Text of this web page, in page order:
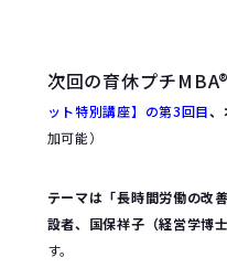
次回の育休プチ
ット特別講座】の第3回目、
加可能）
テーマは「長時間労働の改
設者、国保祥子（経営学博
す。